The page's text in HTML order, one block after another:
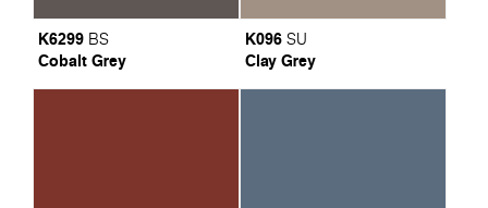
K6299 BS
Cobalt Grey
K096 SU
Clay Grey